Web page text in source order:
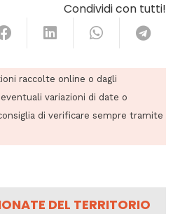
Condividi con tutti!
raccolte online o dagli
variazioni di date o
di verificare sempre tramite
DEL TERRITORIO